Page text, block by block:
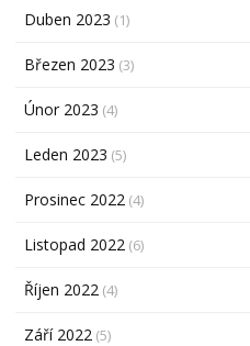
Duben 2023 (1)
Březen 2023 (3)
Únor 2023 (4)
Leden 2023 (5)
Prosinec 2022 (4)
Listopad 2022 (6)
Říjen 2022 (4)
Září 2022 (5)